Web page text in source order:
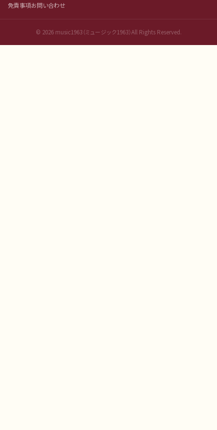
免責事項お問い合わせ
© 2026music1963（ミュージック1963）All Rights Reserved.